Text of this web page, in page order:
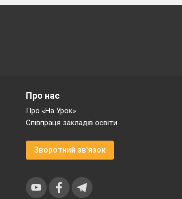
Про нас
Про «На Урок»
Співпраця закладів освіти
Зворотний зв'язок